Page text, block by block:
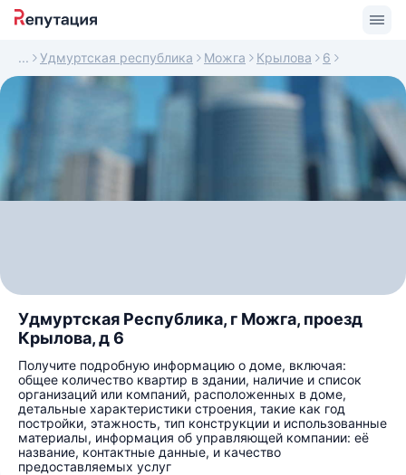
Удмуртская республика Можга Крылова 6
Удмуртская Республика, г Можга, проезд
Крылова, д 6
Получите подробную информацию о доме, включая:
общее количество квартир в здании, наличие и список
организаций или компаний, расположенных в доме,
детальные характеристики строения, такие как год
постройки, этажность, тип конструкции и использованные
материалы, информация об управляющей компании: её
название, контактные данные, и качество
предоставляемых услуг